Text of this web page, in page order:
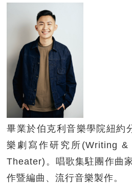
畢業於伯克利音樂學院紐約
樂劇寫作研究所(Writing &
Theater)。唱歌集駐團作曲
作暨編曲、流行音樂製作。